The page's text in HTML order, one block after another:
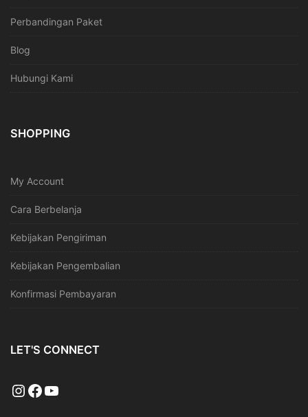
Perbandingan Paket
Blog
Hubungi Kami
SHOPPING
My Account
Cara Berbelanja
Kebijakan Pengiriman
Kebijakan Pengembalian
Konfirmasi Pembayaran
LET'S CONNECT